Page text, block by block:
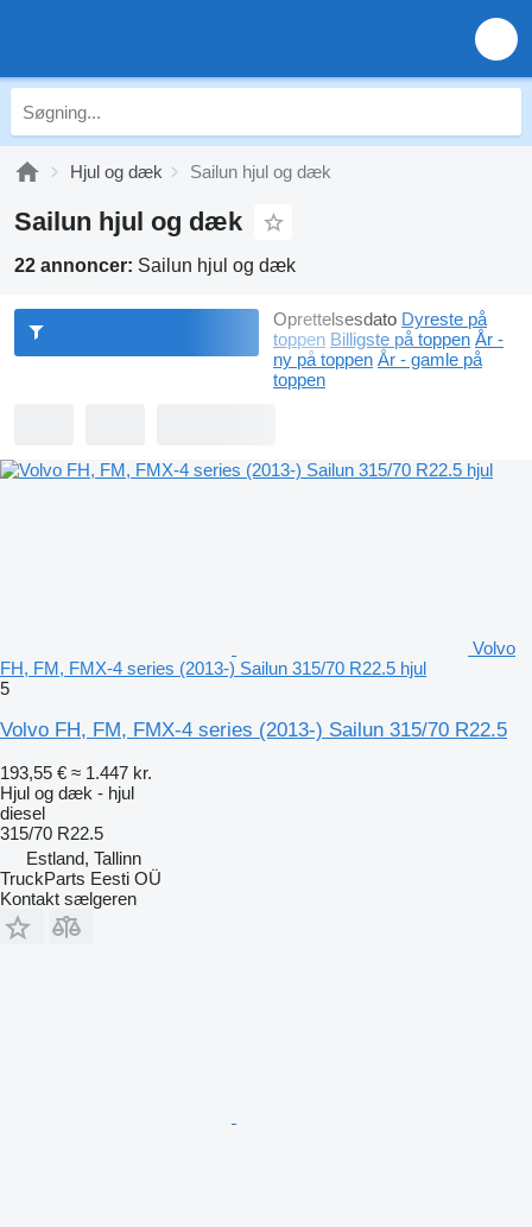
Hjul og dæk Sailun hjul og dæk
Sailun hjul og dæk
22 annoncer: Sailun hjul og dæk
Oprettelsesdato Dyreste på
toppen Billigste på toppen År -
ny på toppen År - gamle på
toppen
Volvo
FH, FM, FMX-4 series (2013-) Sailun 315/70 R22.5 hjul
5
Volvo FH, FM, FMX-4 series (2013-) Sailun 315/70 R22.5
193,55 € ≈ 1.447 kr.
Hjul og dæk - hjul
diesel
315/70 R22.5
Estland, Tallinn
TruckParts Eesti OÜ
Kontakt sælgeren